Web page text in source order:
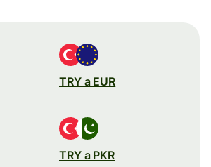
TRY a EUR
TRY a PKR